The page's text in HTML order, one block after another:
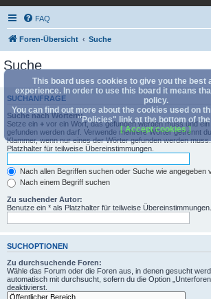
FAQ
Foren-Übersicht Suche
Suche
SUCHANFRAGE
Suche nach Wörtern:
Setze ein + vor ein Wort, das gefunden werden muss und ein
gefunden werden darf. Verwende mehrere Wörter getrennt
Klammer, wenn nur eines der Wörter gefunden werden
Platzhalter für teilweise Übereinstimmungen.
Nach allen Begriffen suchen oder Suche wie angegeben
Nach einem Begriff suchen
Zu suchender Autor:
Benutze ein * als Platzhalter für teilweise Übereinstimmungen.
SUCHOPTIONEN
Zu durchsuchende Foren:
Wähle das Forum oder die Foren aus, in denen gesucht
automatisch mit durchsucht, sofern du die Option
deaktivierst.
This board uses cookies to give you the best
experience. In order to use this board it means
policy.
You can find out more about the cookies used on
"Policies" link at the bottom of the
[ Accept cookies ]